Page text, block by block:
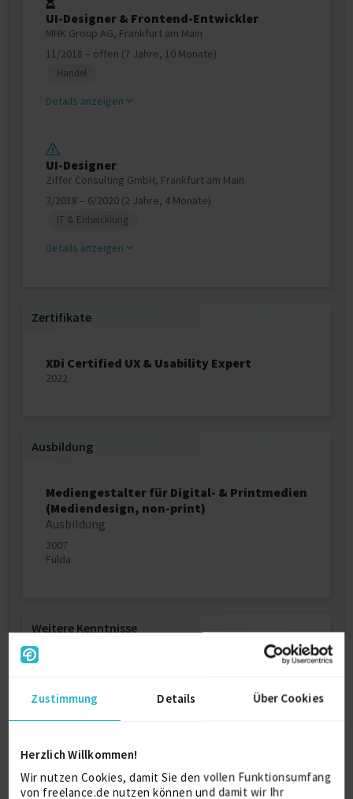
Zustimmung Details Über Cookies
Herzlich Willkommen!
Wir nutzen Cookies, damit Sie den vollen Funktionsumfang
von freelance.de nutzen können und damit wir Ihr
UI-Designer & Frontend-Entwickler
MHK Group AG, Frankfurt am Main
11/2018 – offen (7 Jahre, 10 Monate)
Handel
Details anzeigen
UI-Designer
Ziffer Consulting GmbH, Frankfurt am Main
3/2018 – 6/2020 (2 Jahre, 4 Monate)
IT & Entwicklung
Details anzeigen
Zertifikate
XDi Certified UX & Usability Expert
2022
Ausbildung
Mediengestalter für Digital- & Printmedien
(Mediendesign, non-print)
Ausbildung
2007
Fulda
Weitere Kenntnisse
User Experience Design
- User Journey Maps & User Flows
- Informationsarchitektur
- Umfragen & Interviews
- Wireframes
- Prototypen